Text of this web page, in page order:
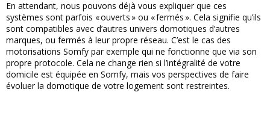
En attendant, nous pouvons déjà vous expliquer que ces
systèmes sont parfois « ouverts » ou « fermés ». Cela signifie qu’ils
sont compatibles avec d’autres univers domotiques d’autres
marques, ou fermés à leur propre réseau. C’est le cas des
motorisations Somfy par exemple qui ne fonctionne que via son
propre protocole. Cela ne change rien si l’intégralité de votre
domicile est équipée en Somfy, mais vos perspectives de faire
évoluer la domotique de votre logement sont restreintes.